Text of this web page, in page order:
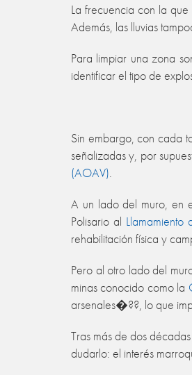
La frecuencia con la
Además, las lluvias
Para limpiar una zona
identificar el tipo de
Sin embargo, con cada
señalizadas y, por
(AOAV).
A un lado del muro, en
Polisario al Llamamiento
rehabilitación física y
Pero al otro lado del
minas conocido como la
arsenales�??, lo que
Tras más de dos
dudarlo: el interés